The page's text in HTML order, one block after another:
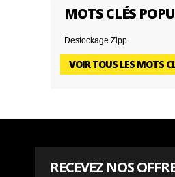
MOTS CLÉS
Destockage Zipp
VOIR TOUS LES MOTS
RECEVEZ NOS